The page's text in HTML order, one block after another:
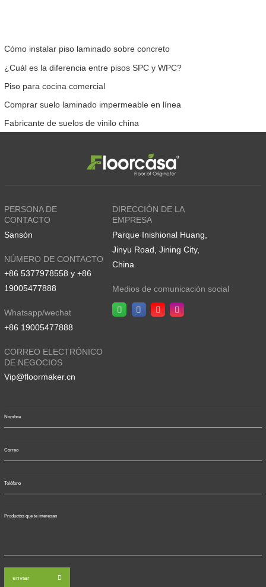
Cómo instalar piso laminado sobre concreto
¿Cuál es la diferencia entre pisos SPC y WPC?
Piso para cocina comercial
Comprar suelo laminado impermeable en línea
Fabricante de suelos de vinilo china
PERSONA DE
CONTACTO
Sansón
NÚMERO DE CONTACTO
+86 5377978558 y +86
19005477888
Whatsapp/wechat
+86 19005477888
CORREO ELECTRÓNICO
DE NEGOCIOS
Vip@floormaker.cn
DIRECCIÓN DE LA
EMPRESA
Parque Inishional Huang,
Jinyu Road, Jining City,
China
Medios de comunicación social
enviar